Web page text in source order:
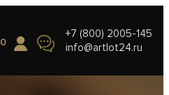
0
+7 (800) 2005-145
info@artlot24.ru